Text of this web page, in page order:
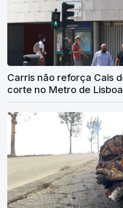
Carris não reforça Cais
corte no Metro de Lisboa